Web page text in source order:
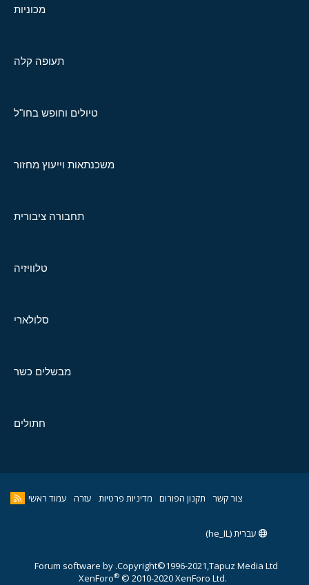
מכוניות
תעופה קלה
טיולים וחופש בחו"ל
משכנתאות וייעוץ מחזור
תחבורה ציבורית
טלוויזיה
סלולארי
מבשלים כשר
חתולים
צור קשר תקנון הפורום מדיניות פרטיות עזרה עמוד ראשי
עברית (he_IL)
Copyright©1996-2021,Tapuz Media Ltd.
Forum software by
XenForo® © 2010-2020 XenForo Ltd.